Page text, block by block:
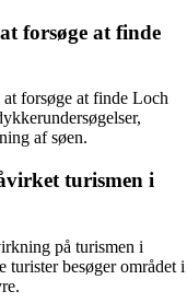
forsøge at finde
forsøge at finde Loch
af søen.
turismen i
på turismen i
turister besøger området i